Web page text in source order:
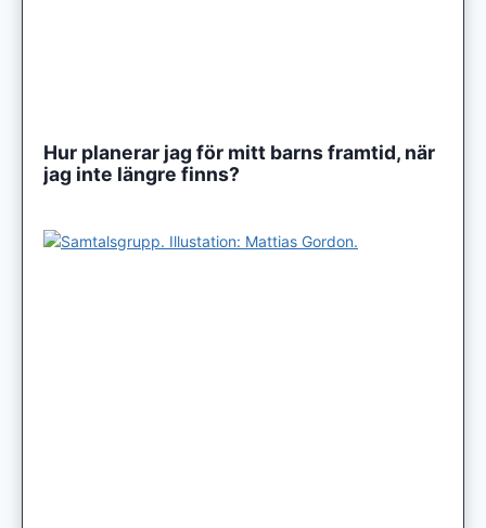
Hur planerar jag för mitt barns framtid, när
jag inte längre finns?